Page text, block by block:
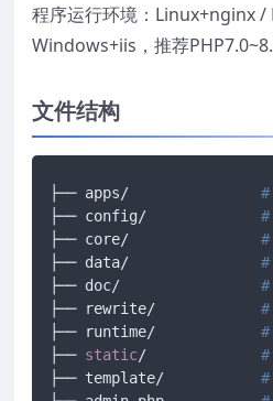
程序运行环境：Linux+nginx
Windows+iis，推荐
文件结构
#
#
#
#
#
#
#
├── static
#
#